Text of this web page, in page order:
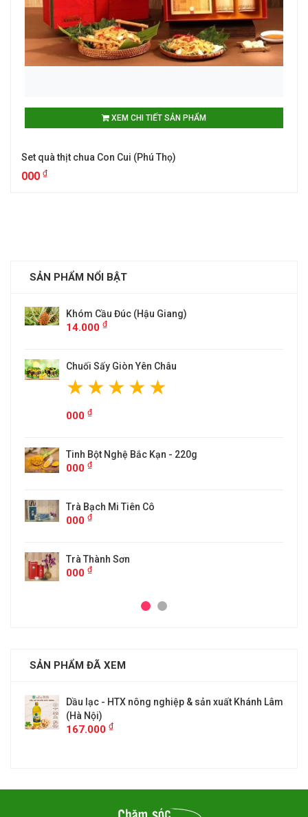
XEM CHI TIẾT SẢN PHẨM
Set quà thịt chua Con Cui (Phú Thọ)
000 ₫
SẢN PHẨM NỔI BẬT
Giang)
Châu
- 220g
ĐẶC SẢN CHÈ TÂN CƯƠNG
SẢN PHẨM ĐÃ XEM
Dầu lạc - HTX nông nghiệp & sản xuất Khánh Lâm
(Hà Nội)
167.000 ₫